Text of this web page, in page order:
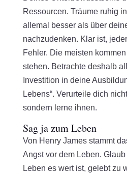
Ressourcen. Träume ruhig
allemal besser als über
nachzudenken. Klar ist,
Fehler. Die meisten
stehen. Betrachte deshalb
Investition in deine
Lebens“. Verurteile dich
sondern lerne ihnen.
Sag ja zum Leben
Von Henry James stammt
Angst vor dem Leben.
Leben es wert ist, gelebt zu